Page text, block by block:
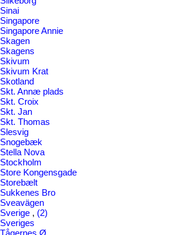
Sinai
Singapore
Singapore Annie
Skagen
Skagens
Skivum
Skivum Krat
Skotland
Skt. Annæ plads
Skt. Croix
Skt. Jan
Skt. Thomas
Slesvig
Snogebæk
Stella Nova
Stockholm
Store Kongensgade
Storebælt
Sukkenes Bro
Sveavägen
Sverige , (2)
Sveriges
Tågernes Ø